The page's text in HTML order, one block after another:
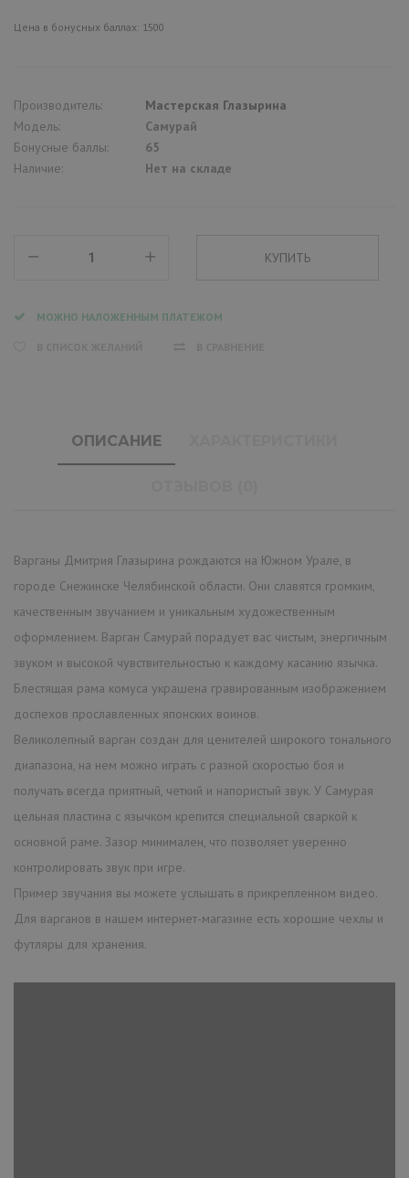
Цена в бонусных баллах: 1500
Производитель:
Мастерская Глазырина
Модель:
Самурай
Бонусные баллы:
65
Наличие:
Нет на складе
МОЖНО НАЛОЖЕННЫМ ПЛАТЕЖОМ
ОПИСАНИЕ
Варганы Дмитрия Глазырина рождаются на Южном Урале, в
городе Снежинске Челябинской области. Они славятся громким,
качественным звучанием и уникальным художественным
оформлением. Варган Самурай порадует вас чистым, энергичным
звуком и высокой чувствительностью к каждому касанию язычка.
Блестящая рама комуса украшена гравированным изображением
доспехов прославленных японских воинов.
Великолепный варган создан для ценителей широкого тонального
диапазона, на нем можно играть с разной скоростью боя и
получать всегда приятный, четкий и напористый звук. У Самурая
цельная пластина с язычком крепится специальной сваркой к
основной раме. Зазор минимален, что позволяет уверенно
контролировать звук при игре.
Пример звучания вы можете услышать в прикрепленном видео.
Для варганов в нашем интернет-магазине есть хорошие чехлы и
футляры для хранения.